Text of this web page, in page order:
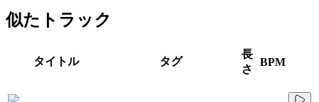
似たトラック
タイトル タグ
長
さ
BPM